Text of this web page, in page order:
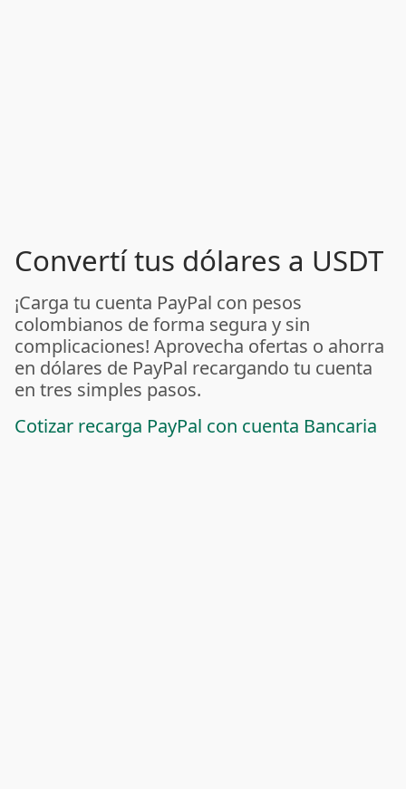
Convertí tus dólares a USDT
¡Carga tu cuenta PayPal con pesos
colombianos de forma segura y sin
complicaciones! Aprovecha ofertas o ahorra
en dólares de PayPal recargando tu cuenta
en tres simples pasos.
Cotizar recarga PayPal con cuenta Bancaria